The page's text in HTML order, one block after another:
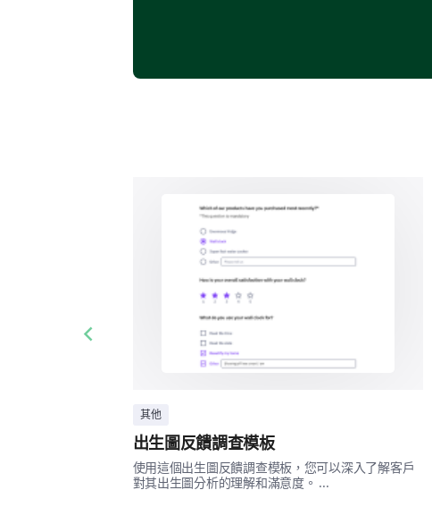
其他
出生圖反饋調查模板
使用這個出生圖反饋調查模板，您可以深入了解客戶
對其出生圖分析的理解和滿意度。 ...
Previous slide